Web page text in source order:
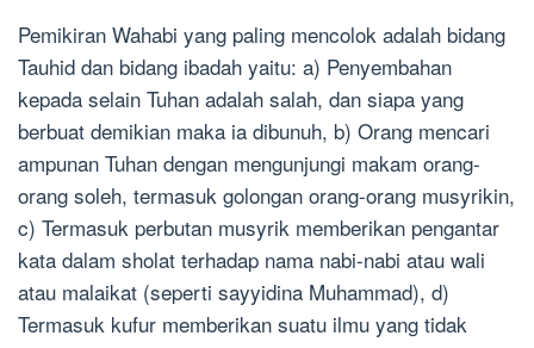
Pemikiran Wahabi yang paling mencolok adalah bidang
Tauhid dan bidang ibadah yaitu: a) Penyembahan
kepada selain Tuhan adalah salah, dan siapa yang
berbuat demikian maka ia dibunuh, b) Orang mencari
ampunan Tuhan dengan mengunjungi makam orang-
orang soleh, termasuk golongan orang-orang musyrikin,
c) Termasuk perbutan musyrik memberikan pengantar
kata dalam sholat terhadap nama nabi-nabi atau wali
atau malaikat (seperti sayyidina Muhammad), d)
Termasuk kufur memberikan suatu ilmu yang tidak